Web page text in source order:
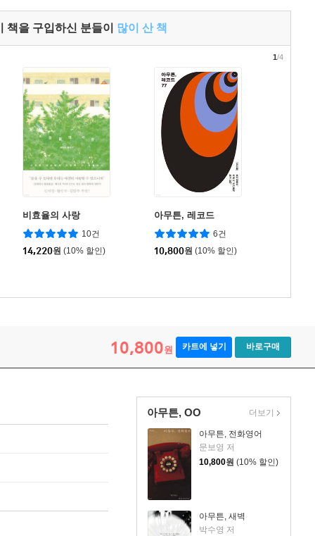
책을 구입하신 분들이 많이 산 책
비효율의 사랑
10건
14,220원 (10% 할인)
아무튼, 레코드
6건
10,800원 (10% 할인)
1/4
10,800원 카트에 넣기 바로구매
아무튼, OO
아무튼, 전화영어
문보영 저
10,800원 (10% 할인)
아무튼, 새벽
박수영 저
더보기